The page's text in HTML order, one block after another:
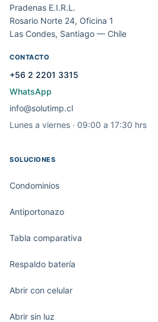
Pradenas E.I.R.L.
Rosario Norte 24, Oficina 1
Las Condes, Santiago — Chile
CONTACTO
+56 2 2201 3315
WhatsApp
info@solutimp.cl
Lunes a viernes · 09:00 a 17:30 hrs
SOLUCIONES
Condominios
Antiportonazo
Tabla comparativa
Respaldo batería
Abrir con celular
Abrir sin luz